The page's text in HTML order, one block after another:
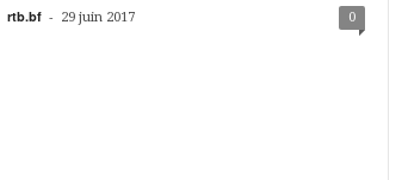
rtb.bf - 29 juin 2017 0